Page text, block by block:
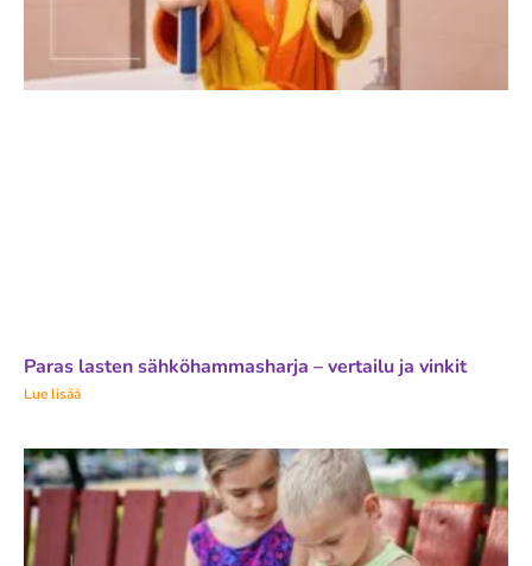
Paras lasten sähköhammasharja – vertailu ja vinkit
Lue lisää